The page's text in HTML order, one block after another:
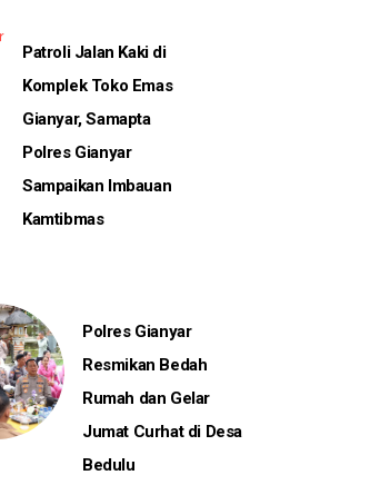
Patroli Jalan Kaki di
Komplek Toko Emas
Gianyar, Samapta
Polres Gianyar
Sampaikan Imbauan
Kamtibmas
Polres Gianyar
Resmikan Bedah
Rumah dan Gelar
Jumat Curhat di Desa
Bedulu